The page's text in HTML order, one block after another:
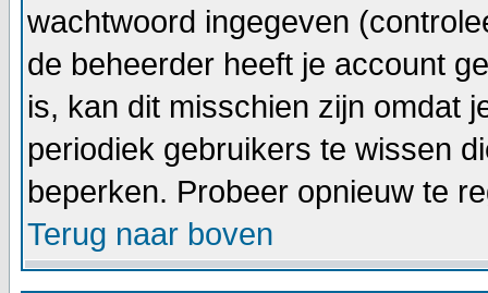
wachtwoord ingegeven
de beheerder heeft je account
is, kan dit misschien zijn omdat
periodiek gebruikers te wissen
beperken. Probeer opnieuw te
Terug naar boven